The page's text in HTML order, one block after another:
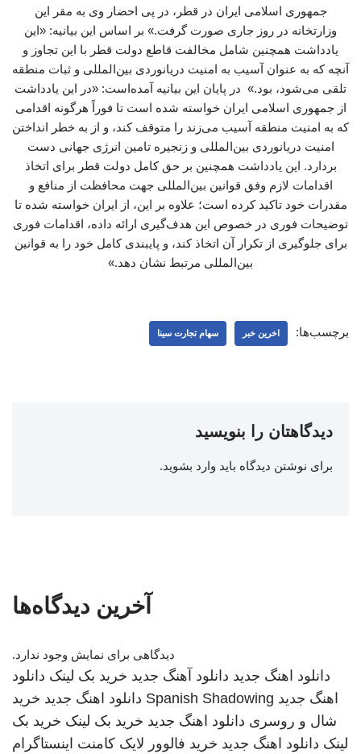
جمهوری اسلامی ایران در قطر، در پی احضار وی به مقر این
وزارتخانه در روز جاری صورت گرفت.» بر اساس این بیانیه: «این
یادداشت همچنین شامل مخالفت قاطع دولت قطر با این تجاوز و
آنچه که به عنوان آسیب به امنیت دریانوردی بین‌المللی و ثبات منطقه
تلقی می‌شود، بود.» در پایان این بیانیه آمده‌است: «در این یادداشت
از جمهوری اسلامی ایران خواسته شده است تا فوراً هرگونه اقدامی
که به امنیت منطقه آسیب می‌زند را متوقف کند، و از به خطر انداختن
امنیت دریانوردی بین‌المللی و زنجیره تامین انرژی جهانی دست
بردارد. این یادداشت همچنین بر حق کامل دولت قطر برای اتخاذ
اقدامات لازم وفق قوانین بین‌المللی جهت محافظت از منافع و
مقدرات خود تاکید کرده است؛ علاوه بر این، از ایران خواسته شده تا
توضیحات فوری در خصوص این هدف‌گیری ارائه داده، اقدامات فوری
برای جلوگیری از تکرار آن اتخاذ کند، و پایبندی کامل خود را به قوانین
بین‌المللی مرتبط نشان دهد.»
برچسب‌ها: اخرین خبر سهام تجارت سینا
دیدگاهتان را بنویسید
برای نوشتن دیدگاه باید وارد بشوید.
آخرین دیدگاه‌ها
دیدگاهی برای نمایش وجود ندارد.
دانلود اهنگ جدید دانلود آهنگ جدید خرید بک لینک دانلود
اهنگ جدید Spanish Shadowing دانلود اهنگ جدید خرید
شال و روسری دانلود اهنگ جدید خرید بک لینک خرید بک
لینک دانلود اهنگ جدید خرید فالوور لایک کامنت اینستاگرام